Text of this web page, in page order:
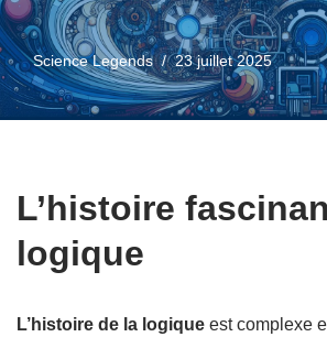
Science Legends 23 juillet 2025
L’histoire
logique
L’histoire de la logique est complexe